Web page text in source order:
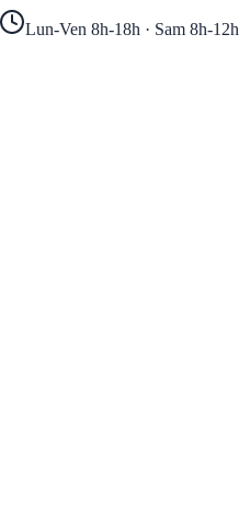
Lun-Ven 8h-18h · Sam 8h-12h